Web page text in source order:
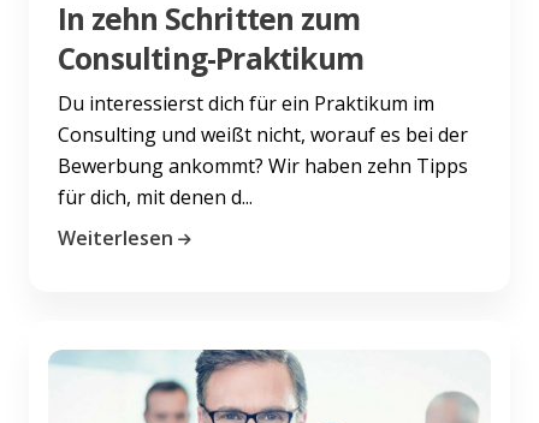
In zehn Schritten zum
Consulting-Praktikum
Du interessierst dich für ein Praktikum im
Consulting und weißt nicht, worauf es bei der
Bewerbung ankommt? Wir haben zehn Tipps
für dich, mit denen d...
Weiterlesen